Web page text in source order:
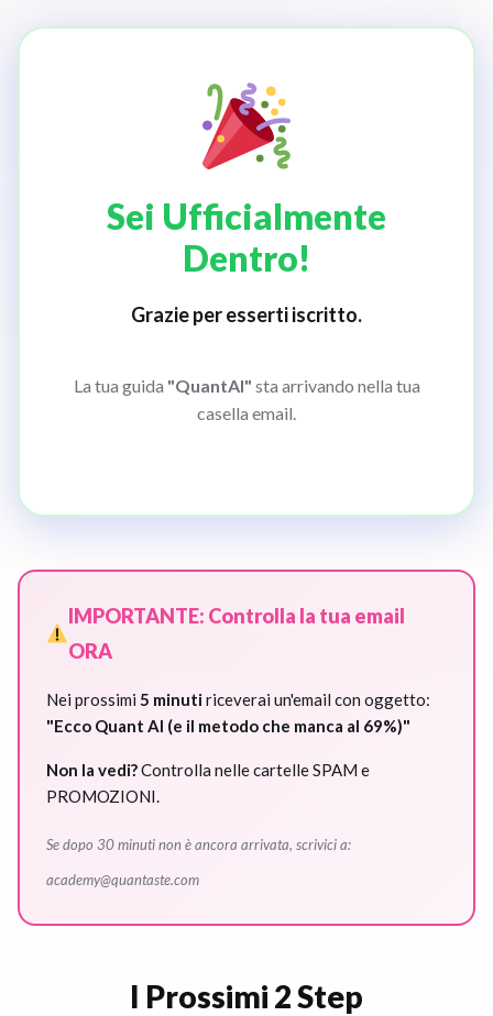
Sei Ufficialmente
Dentro!
Grazie per esserti iscritto.
La tua guida "QuantAI" sta arrivando nella tua
casella email.
IMPORTANTE: Controlla la tua email
ORA
Nei prossimi 5 minutiriceverai un'email con oggetto:
"Ecco Quant AI (e il metodo che manca al 69%)"
Non la vedi?Controlla nelle cartelle SPAM e
PROMOZIONI.
Se dopo 30 minuti non è ancora arrivata, scrivici a:
academy@quantaste.com
I Prossimi 2 Step